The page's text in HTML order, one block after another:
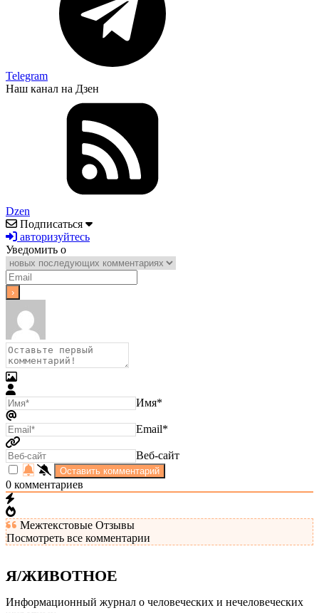
Telegram
Наш канал на Дзен
Dzen
Подписаться
авторизуйтесь
Уведомить о
Имя*
Email*
Веб-сайт
0 комментариев
Межтекстовые Отзывы
Посмотреть все комментарии
Я/ЖИВОТНОЕ
Информационный журнал о человеческих и нечеловеческих